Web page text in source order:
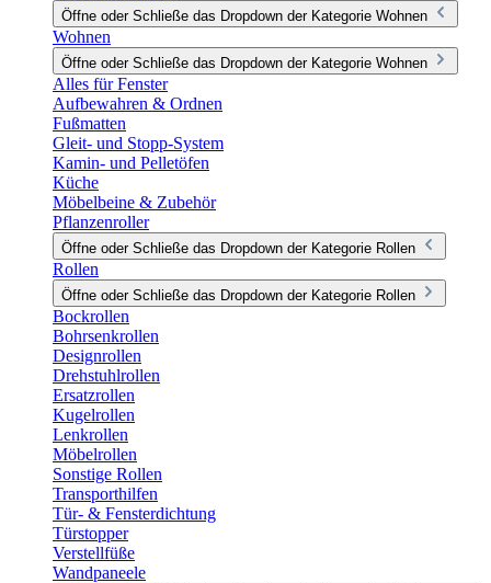
Öffne oder Schließe das Dropdown der Kategorie Wohnen
Wohnen
Öffne oder Schließe das Dropdown der Kategorie Wohnen
Alles für Fenster
Aufbewahren & Ordnen
Fußmatten
Gleit- und Stopp-System
Kamin- und Pelletöfen
Küche
Möbelbeine & Zubehör
Pflanzenroller
Öffne oder Schließe das Dropdown der Kategorie Rollen
Rollen
Öffne oder Schließe das Dropdown der Kategorie Rollen
Bockrollen
Bohrsenkrollen
Designrollen
Drehstuhlrollen
Ersatzrollen
Kugelrollen
Lenkrollen
Möbelrollen
Sonstige Rollen
Transporthilfen
Tür- & Fensterdichtung
Türstopper
Verstellfüße
Wandpaneele